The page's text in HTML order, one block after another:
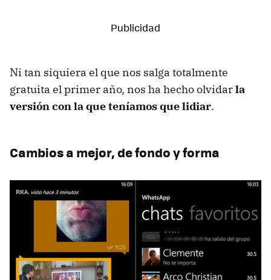
Ni tan siquiera el que nos salga totalmente
gratuita el primer año, nos ha hecho olvidarla
versión con la que teníamos que lidiar.
Cambios a mejor, de fondo y forma